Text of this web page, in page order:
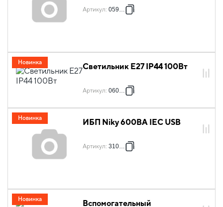
Артикул: 059059
Светильник E27 IP44 100Вт
Артикул: 060451
Новинка
ИБП Niky 600ВА IEC USB
Артикул: 310009
Новинка
Вспомогательный
Новинка